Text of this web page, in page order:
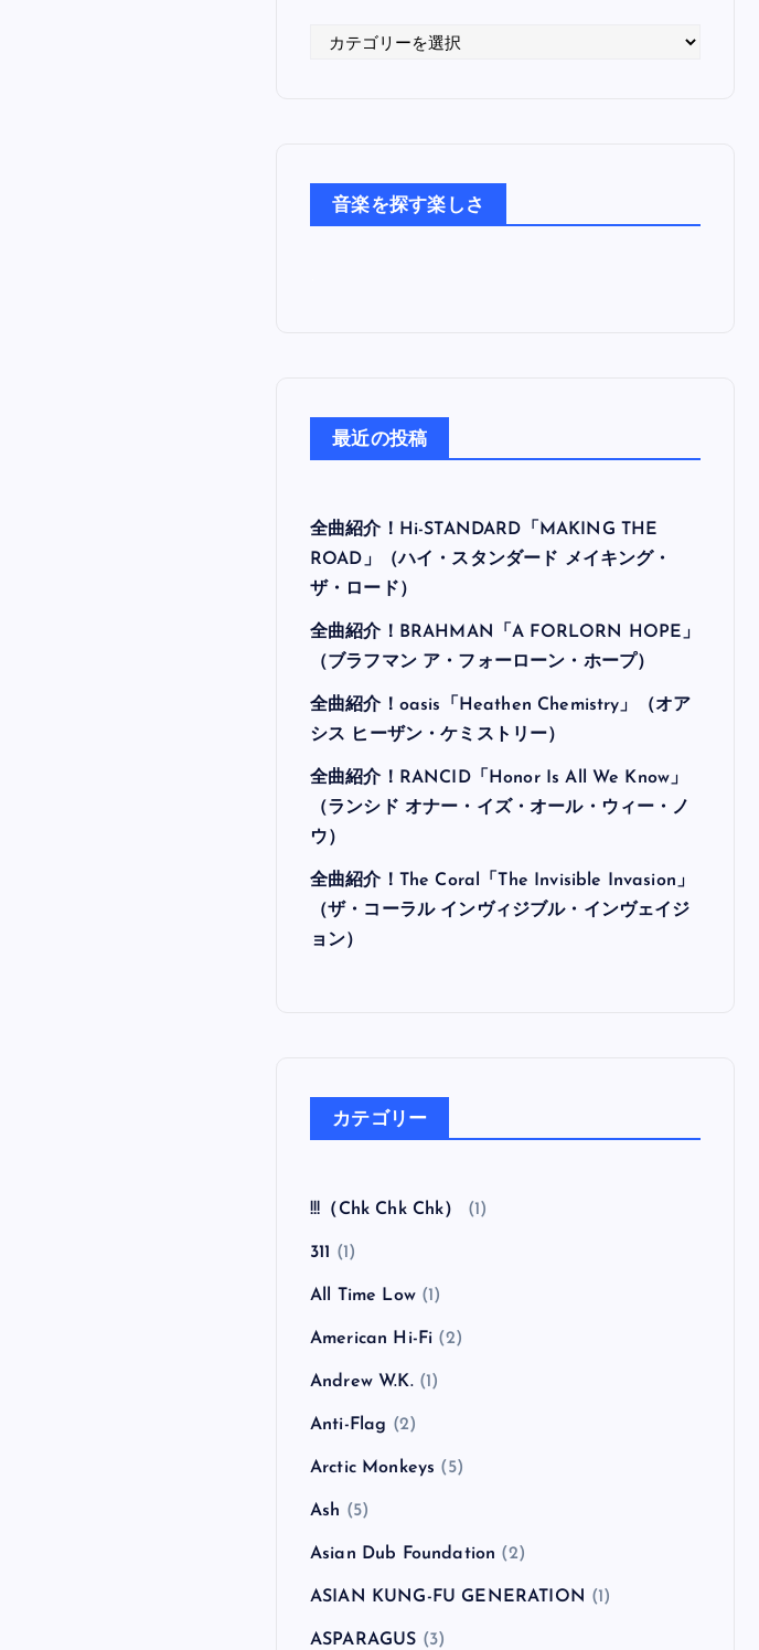
た
音楽を探す楽しさ
最近の投稿
全曲紹介！Hi-STANDARD「MAKING THE
ROAD」（ハイ・スタンダード メイキング・
ザ・ロード）
全曲紹介！BRAHMAN「A FORLORN HOPE」
（ブラフマン ア・フォーローン・ホープ）
全曲紹介！oasis「Heathen Chemistry」（オア
シス ヒーザン・ケミストリー）
全曲紹介！RANCID「Honor Is All We Know」
（ランシド オナー・イズ・オール・ウィー・ノ
ウ）
全曲紹介！The Coral「The Invisible Invasion」
（ザ・コーラル インヴィジブル・インヴェイジ
ョン）
カテゴリー
!!!（Chk Chk Chk） (1)
311 (1)
All Time Low(1)
American Hi-Fi (2)
Andrew W.K.(1)
Anti-Flag (2)
Arctic Monkeys (5)
Ash (5)
Asian Dub Foundation (2)
ASIAN KUNG-FU GENERATION (1)
ASPARAGUS (3)